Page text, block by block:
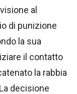
al
di punizione
la sua
il contatto
la rabbia
decisione